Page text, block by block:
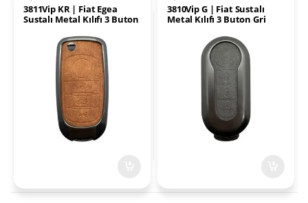
3811Vip KR | Fiat Egea
Sustalı Metal Kılıfı 3 Buton
3810Vip G | Fiat Sustalı
Metal Kılıfı 3 Buton Gri